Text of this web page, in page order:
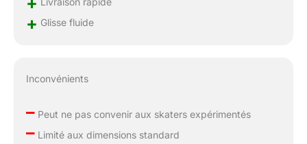
+ Glisse fluide
Inconvénients
–Peut ne pas convenir aux skaters expérimentés
–Limité aux dimensions standard